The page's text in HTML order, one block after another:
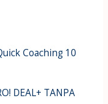
Coaching 10
DEAL+ TANPA